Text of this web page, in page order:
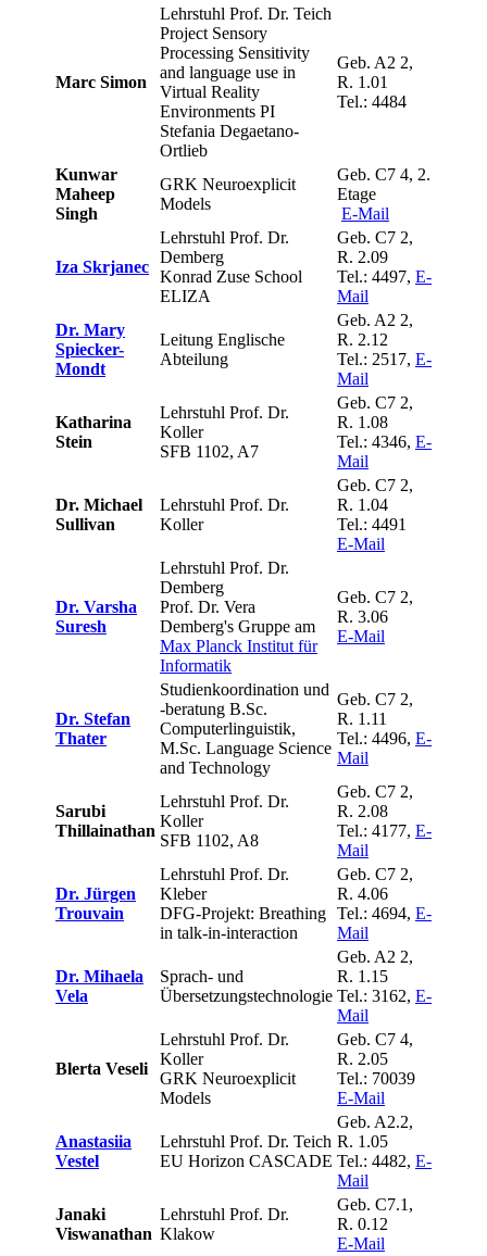
Marc Simon
Lehrstuhl Prof. Dr. Teich
Project Sensory
Processing Sensitivity
and language use in
Virtual Reality
Environments PI
Stefania Degaetano-
Ortlieb
Geb. A2 2,
R. 1.01
Tel.: 4484
Kunwar
Maheep
Singh
GRK Neuroexplicit
Models
Geb. C7 4, 2.
Etage
E-Mail
Iza Skrjanec
Lehrstuhl Prof. Dr.
Demberg
Konrad Zuse School
ELIZA
Geb. C7 2,
R. 2.09
Tel.: 4497, E-
Mail
Dr. Mary
Spiecker-
Mondt
Leitung Englische
Abteilung
Geb. A2 2,
R. 2.12
Tel.: 2517, E-
Mail
Katharina
Stein
Lehrstuhl Prof. Dr.
Koller
SFB 1102, A7
Geb. C7 2,
R. 1.08
Tel.: 4346, E-
Mail
Dr. Michael
Sullivan
Lehrstuhl Prof. Dr.
Koller
Geb. C7 2,
R. 1.04
Tel.: 4491
E-Mail
Dr. Varsha
Suresh
Lehrstuhl Prof. Dr.
Demberg
Prof. Dr. Vera
Demberg's Gruppe am
Max Planck Institut für
Informatik
Geb. C7 2,
R. 3.06
E-Mail
Dr. Stefan
Thater
Studienkoordination und
-beratung B.Sc.
Computerlinguistik,
M.Sc. Language Science
and Technology
Geb. C7 2,
R. 1.11
Tel.: 4496, E-
Mail
Sarubi
Thillainathan
Lehrstuhl Prof. Dr.
Koller
SFB 1102, A8
Geb. C7 2,
R. 2.08
Tel.: 4177, E-
Mail
Dr. Jürgen
Trouvain
Lehrstuhl Prof. Dr.
Kleber
DFG-Projekt: Breathing
in talk-in-interaction
Geb. C7 2,
R. 4.06
Tel.: 4694, E-
Mail
Dr. Mihaela
Vela
Sprach- und
Übersetzungstechnologie
Geb. A2 2,
R. 1.15
Tel.: 3162, E-
Mail
Blerta Veseli
Lehrstuhl Prof. Dr.
Koller
GRK Neuroexplicit
Models
Geb. C7 4,
R. 2.05
Tel.: 70039
E-Mail
Anastasiia
Vestel
Lehrstuhl Prof. Dr. Teich
EU Horizon CASCADE
Geb. A2.2,
R. 1.05
Tel.: 4482, E-
Mail
Janaki
Viswanathan
Lehrstuhl Prof. Dr.
Klakow
Geb. C7.1,
R. 0.12
E-Mail